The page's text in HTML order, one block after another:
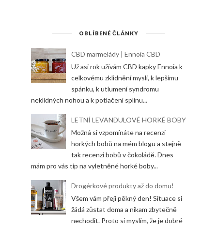
OBLÍBENÉ ČLÁNKY
CBD marmelády | Ennoia CBD
Už asi rok užívám CBD kapky Ennoia k
celkovému zklidnění mysli, k lepšímu
spánku, k utlumení syndromu
neklidných nohou a k potlačení splínu...
LETNÍ LEVANDULOVÉ HORKÉ BOBY
Možná si vzpomínáte na recenzi
horkých bobů na mém blogu a stejně
tak recenzi bobů v čokoládě. Dnes
mám pro vás tip na vyletněné horké boby...
Drogérkové produkty až do domu!
Všem vám přeji pěkný den! Situace si
žádá zůstat doma a nikam zbytečně
nechodit. Proto si myslím, že je dobré